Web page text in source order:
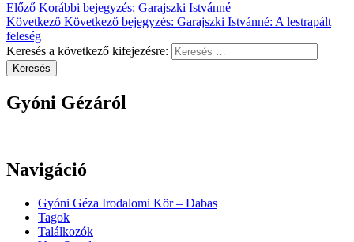
Előző Korábbi bejegyzés: Garajszki Istvánné
Következő Következő bejegyzés: Garajszki Istvánné: A lestrapált
feleség
Keresés a következő kifejezésre:
Keresés
Gyóni Gézáról
Navigáció
Gyóni Géza Irodalomi Kör – Dabas
Tagok
Találkozók